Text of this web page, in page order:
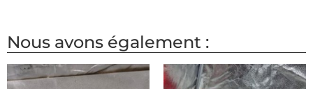
Nous avons également :